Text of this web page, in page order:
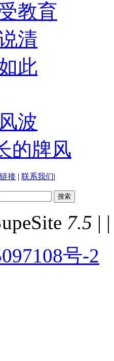
教育
清
此
波
的牌风
接 | 联系我们|
7.5 | |
号-2